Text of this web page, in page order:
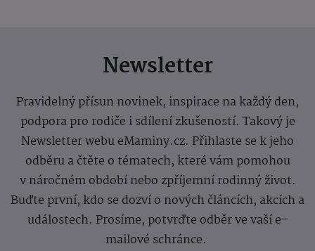
Newsletter
Pravidelný přísun novinek, inspirace na každý den,
podpora pro rodiče i sdílení zkušeností. Takový je
Newsletter webu eMaminy.cz. Přihlaste se k jeho
odběru a čtěte o tématech, které vám pomohou
v náročném období nebo zpříjemní rodinný život.
Buďte první, kdo se dozví o nových článcích, akcích a
událostech. Prosíme, potvrďte odběr ve vaší e-
mailové schránce.